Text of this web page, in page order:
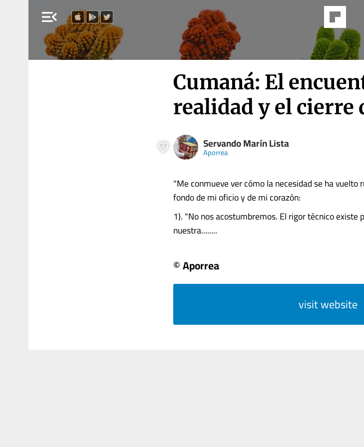
menu_open
Cumaná: El
realidad y el cierre
Servando Marín Lista
Aporrea
​"Me conmueve ver cómo la necesidad se ha vuelto
fondo de mi oficio y de mi corazón:
1). "No nos acostumbremos. El rigor técnico existe
nuestra........
© Aporrea
visit website